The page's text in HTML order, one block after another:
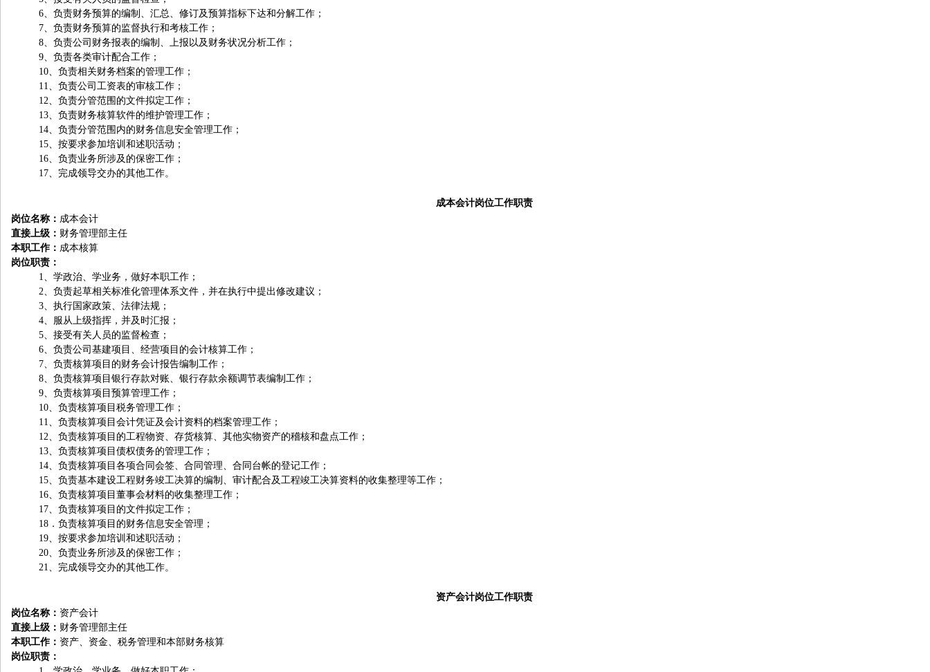
6、负责财务预算的编制、汇总、修订及预算指标下达和分解工作；
7、负责财务预算的监督执行和考核工作；
8、负责公司财务报表的编制、上报以及财务状况分析工作；
9、负责各类审计配合工作；
10、负责相关财务档案的管理工作；
11、负责公司工资表的审核工作；
12、负责分管范围的文件拟定工作；
13、负责财务核算软件的维护管理工作；
14、负责分管范围内的财务信息安全管理工作；
15、按要求参加培训和述职活动；
16、负责业务所涉及的保密工作；
17、完成领导交办的其他工作。
成本会计岗位工作职责
岗位名称： 成本会计
直接上级： 财务管理部主任
本职工作： 成本核算
岗位职责：
1、学政治、学业务，做好本职工作；
2、负责起草相关标准化管理体系文件，并在执行中提出修改建议；
3、执行国家政策、法律法规；
4、服从上级指挥，并及时汇报；
5、接受有关人员的监督检查；
6、负责公司基建项目、经营项目的会计核算工作；
7、负责核算项目的财务会计报告编制工作；
8、负责核算项目银行存款对账、银行存款余额调节表编制工作；
9、负责核算项目预算管理工作；
10、负责核算项目税务管理工作；
11、负责核算项目会计凭证及会计资料的档案管理工作；
12、负责核算项目的工程物资、存货核算、其他实物资产的稽核和盘点工作；
13、负责核算项目债权债务的管理工作；
14、负责核算项目各项合同会签、合同管理、合同台帐的登记工作；
15、负责基本建设工程财务竣工决算的编制、审计配合及工程竣工决算资料的收集整理等工作；
16、负责核算项目董事会材料的收集整理工作；
17、负责核算项目的文件拟定工作；
18 ．负责核算项目的财务信息安全管理；
19、按要求参加培训和述职活动；
20、负责业务所涉及的保密工作；
21、完成领导交办的其他工作。
资产会计岗位工作职责
岗位名称： 资产会计
直接上级： 财务管理部主任
本职工作： 资产、资金、税务管理和本部财务核算
岗位职责：